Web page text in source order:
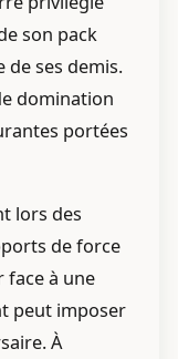
son pack
de ses demis.
domination
portées
lors des
de force
face à une
peut imposer
À